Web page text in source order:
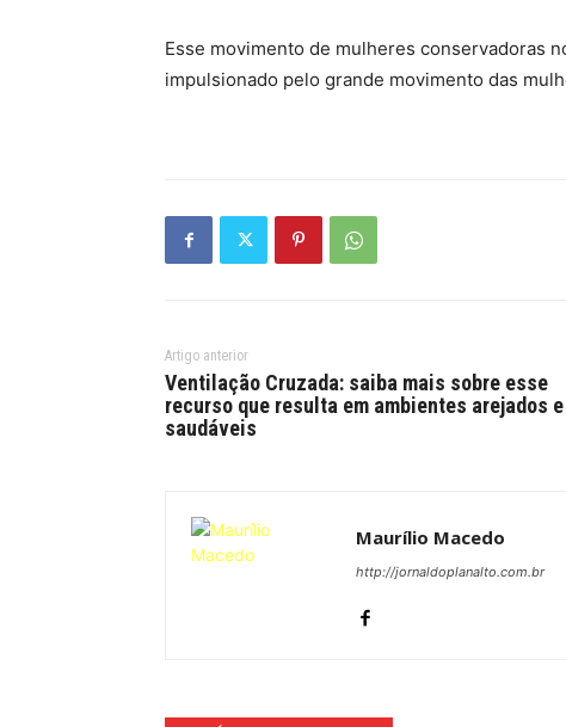
Esse movimento de mulheres conservadoras
impulsionado pelo grande movimento das
Artigo anterior
Ventilação Cruzada: saiba mais sobre esse
recurso que resulta em ambientes arejados e
saudáveis
Maurílio Macedo
http://jornaldoplanalto.com.br